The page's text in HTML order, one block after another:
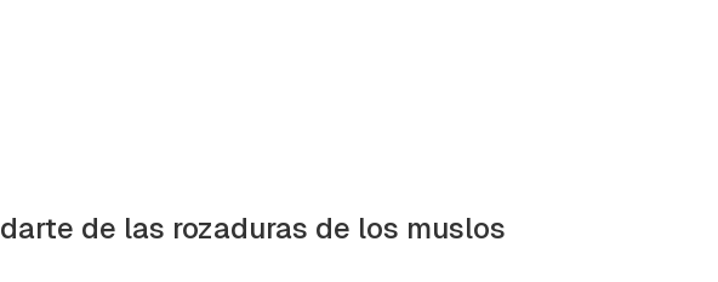
de las rozaduras de los muslos